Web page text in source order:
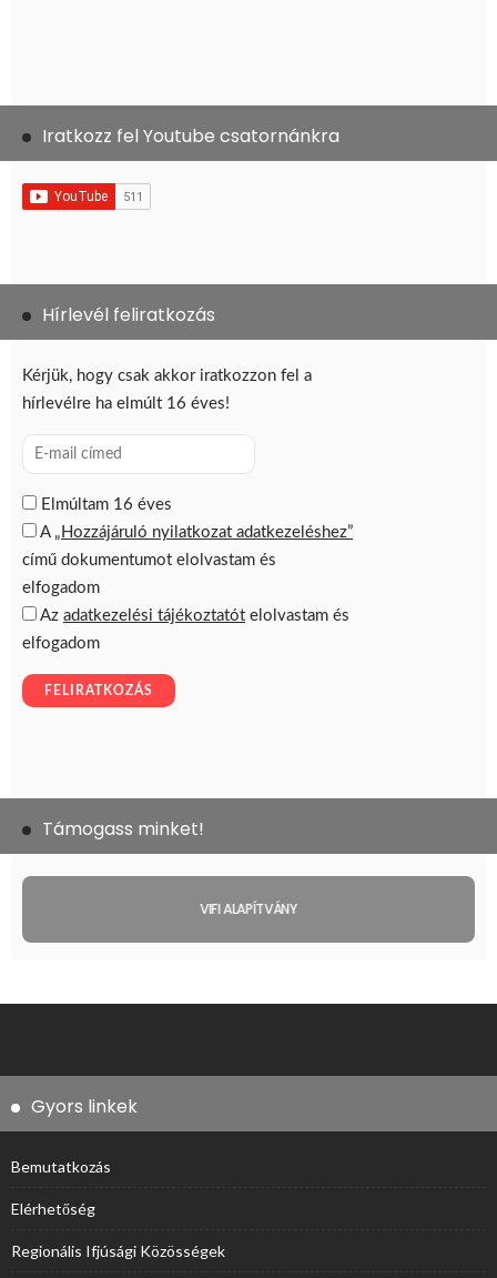
Iratkozz fel Youtube csatornánkra
Hírlevél feliratkozás
Támogass minket!
VIFI ALAPÍTVÁNY
Gyors linkek
Bemutatkozás
Elérhetőség
Regionális Ifjúsági Közösségek